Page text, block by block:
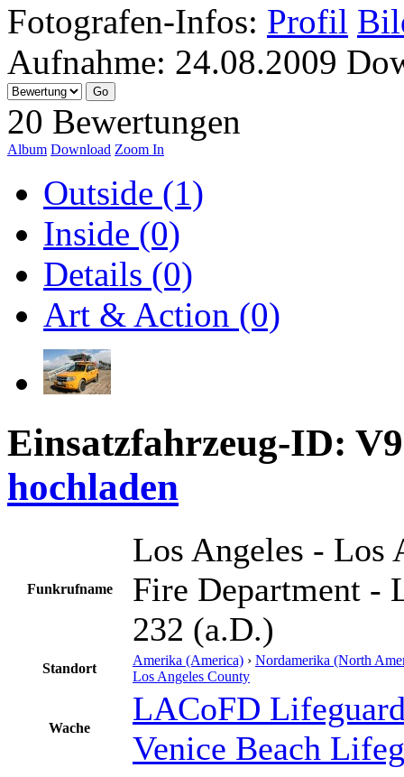
Fotografen-Infos: Profil
Aufnahme: 24.08.2009
20 Bewertungen
Album Download Zoom In
Outside (1)
Inside (0)
Details (0)
Art & Action (0)
Einsatzfahrzeug-ID:
hochladen
Funkrufname
Los Angeles - Los
Fire Department -
232 (a.D.)
Standort
Amerika (America) › Nordamerika (North
Los Angeles County
Wache
LACoFD
Venice Beach